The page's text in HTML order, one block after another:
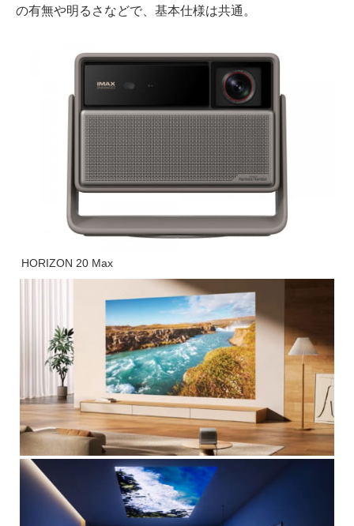
の有無や明るさなどで、基本仕様は共通。
HORIZON 20 Max